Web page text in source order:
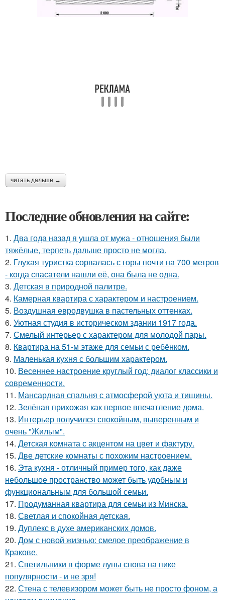
читать дальше →
Последние обновления на сайте:
1. Два года назад я ушла от мужа - отношения были
тяжёлые, терпеть дальше просто не могла.
2. Глухая туристка сорвалась с горы почти на 700 метров
- когда спасатели нашли её, она была не одна.
3. Детская в природной палитре.
4. Камерная квартира с характером и настроением.
5. Воздушная евродвушка в пастельных оттенках.
6. Уютная студия в историческом здании 1917 года.
7. Смелый интерьер с характером для молодой пары.
8. Квартира на 51-м этаже для семьи с ребёнком.
9. Маленькая кухня с большим характером.
10. Весеннее настроение круглый год: диалог классики и
современности.
11. Мансардная спальня с атмосферой уюта и тишины.
12. Зелёная прихожая как первое впечатление дома.
13. Интерьер получился спокойным, выверенным и
очень "Жилым".
14. Детская комната с акцентом на цвет и фактуру.
15. Две детские комнаты с похожим настроением.
16. Эта кухня - отличный пример того, как даже
небольшое пространство может быть удобным и
функциональным для большой семьи.
17. Продуманная квартира для семьи из Минска.
18. Светлая и спокойная детская.
19. Дуплекс в духе американских домов.
20. Дом с новой жизнью: смелое преображение в
Кракове.
21. Светильники в форме луны снова на пике
популярности - и не зря!
22. Стена с телевизором может быть не просто фоном, а